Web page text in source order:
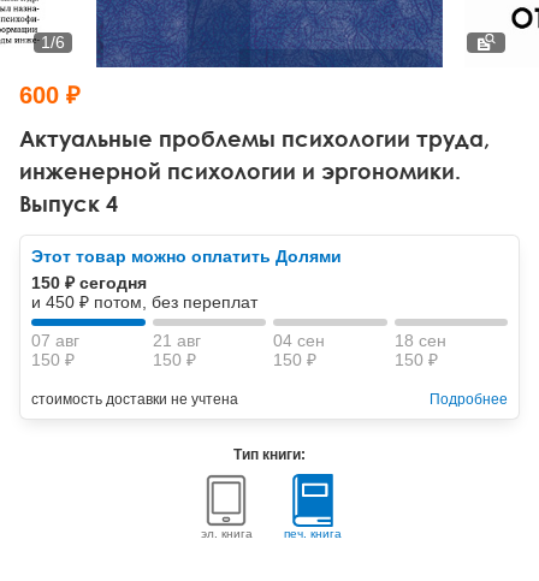
Тревожные расстройства, панические атаки
Психодрама
Другие направления психотерапии
Классический, эриксоновский гипноз и НЛП
НЛП
Психология труда и эргономика
Социальная психология
Социальная и организационная психология
Классический и юнгианский психоанализ
Актуальные проблемы психологии труда,
инженерной психологии и эргономики.
Выпуск 4
1/6
600 ₽
Этот товар можно оплатить Долями
150 ₽ сегодня
и 450 ₽ потом, без переплат
07 авг
150 ₽
21 авг
150 ₽
04 сен
150 ₽
18 сен
150 ₽
стоимость доставки не учтена Подробнее
Тип книги:
эл. книга печ. книга